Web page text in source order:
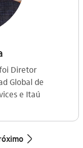
Diretor
Global de
e Itaú
seta_direita